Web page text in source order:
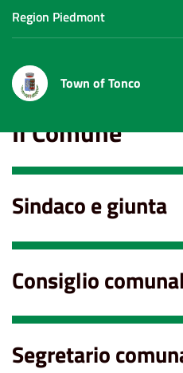
Region Piedmont
Town of Tonco
Il Comune
Sindaco e giunta
Consiglio
Segretario